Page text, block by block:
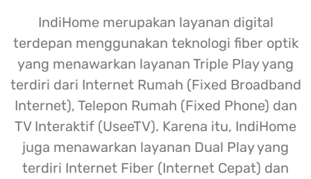
IndiHome merupakan layanan digital
terdepan menggunakan teknologi fiber optik
yang menawarkan layanan Triple Play yang
terdiri dari Internet Rumah (Fixed Broadband
Internet), Telepon Rumah (Fixed Phone) dan
TV Interaktif (UseeTV). Karena itu, IndiHome
juga menawarkan layanan Dual Play yang
terdiri Internet Fiber (Internet Cepat) dan